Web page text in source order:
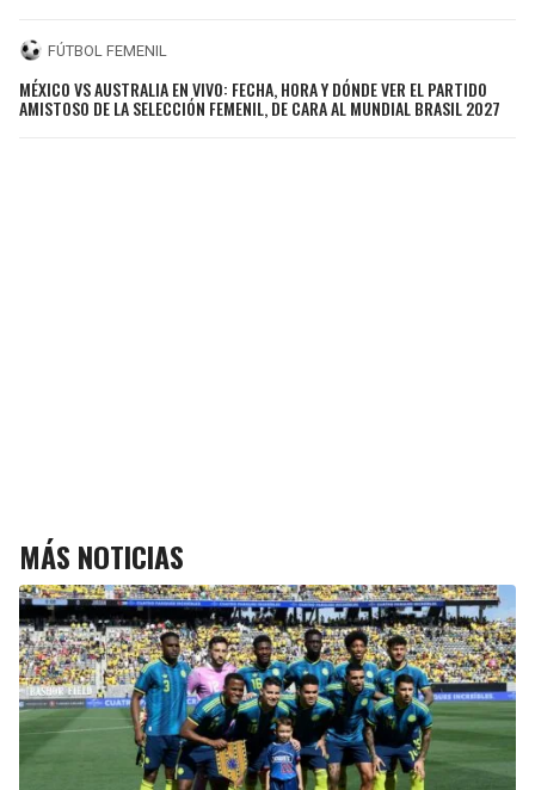
FÚTBOL FEMENIL
MÉXICO VS AUSTRALIA EN VIVO: FECHA, HORA Y DÓNDE VER EL PARTIDO
AMISTOSO DE LA SELECCIÓN FEMENIL, DE CARA AL MUNDIAL BRASIL 2027
MÁS NOTICIAS